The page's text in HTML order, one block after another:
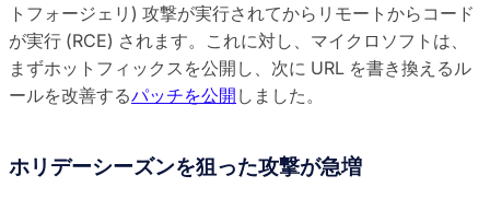
トフォージェリ) 攻撃が実行されてからリモートからコード
が実行 (RCE) されます。これに対し、マイクロソフトは、
まずホットフィックスを公開し、次に URL を書き換えるル
ールを改善するパッチを公開 しました。
ホリデーシーズンを狙った攻撃が急増